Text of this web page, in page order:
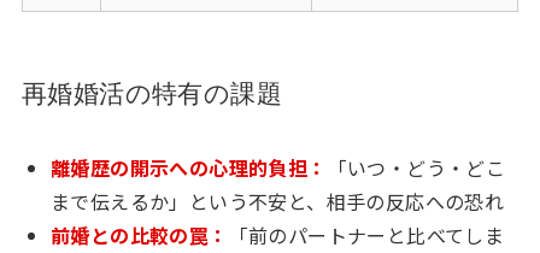
再婚婚活の特有の課題
離婚歴の開示への心理的負担：
「いつ・どう・どこ
まで伝えるか」という不安と、相手の反応への恐れ
前婚との比較の罠：
「前のパートナーと比べてしま